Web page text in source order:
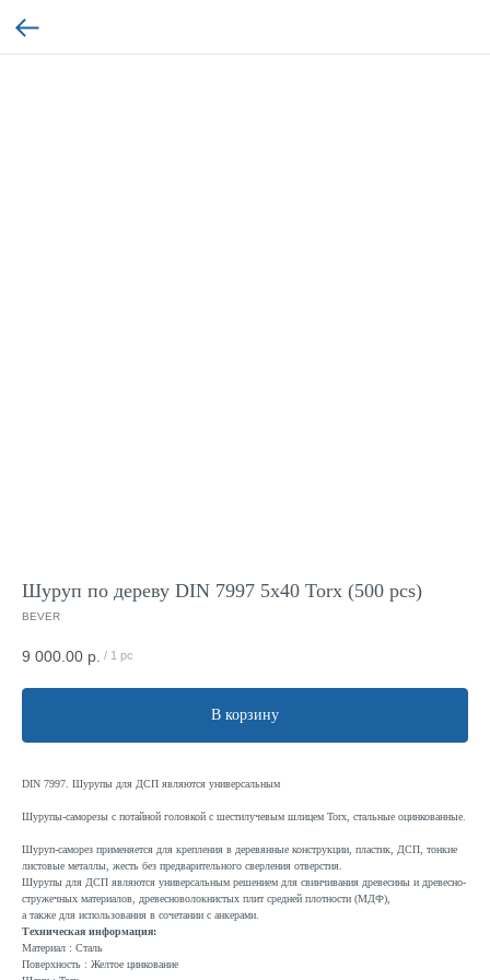
Шуруп по дереву DIN 7997 5x40 Torx (500 pcs)
BEVER
9 000.00 р. / 1 pc
В корзину
DIN 7997. Шурупы для ДСП являются универсальным
Шурупы-саморезы с потайной головкой с шестилучевым шлицем Torx, стальные оцинкованные.
Шуруп-саморез применяется для крепления в деревянные конструкции, пластик, ДСП, тонкие
листовые металлы, жесть без предварительного сверления отверстия.
Шурупы для ДСП являются универсальным решением для свинчивания древесины и древесно-
стружечных материалов, древесноволокнистых плит средней плотности (МДФ),
а также для использования в сочетании с анкерами.
Техническая информация:
Материал : Сталь
Поверхность : Желтое цинкование